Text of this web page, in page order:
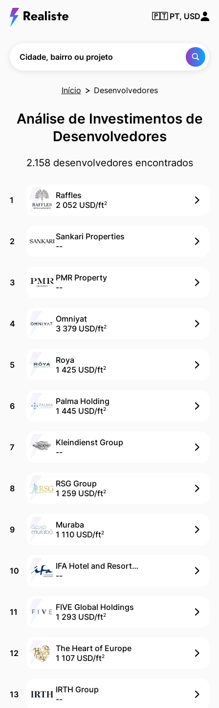
Encontre
qualquer
🇵🇹 PT, USD
Cidade, bairro ou projeto
Início Desenvolvedores
Análise de Investimentos de
Desenvolvedores
2.158 desenvolvedores encontrados
1
Raffles
2 052 USD/ft2
2
Sankari Properties
--
3
PMR Property
--
4
Omniyat
3 379 USD/ft2
5
Roya
1 425 USD/ft2
6
Palma Holding
1 445 USD/ft2
7
Kleindienst Group
--
8
RSG Group
1 259 USD/ft2
9
Muraba
1 110 USD/ft2
10
IFA Hotel and Resorts (Devmark)
--
11
FIVE Global Holdings
1 293 USD/ft2
12
The Heart of Europe
1 107 USD/ft2
13
IRTH Group
--